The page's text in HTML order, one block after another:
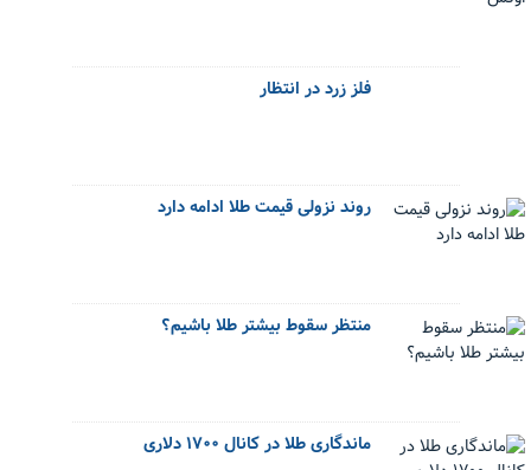
فلز زرد در انتظار
روند نزولی قیمت طلا ادامه دارد
منتظر سقوط بیشتر طلا باشیم؟
ماندگاری طلا در کانال ۱۷۰۰ دلاری